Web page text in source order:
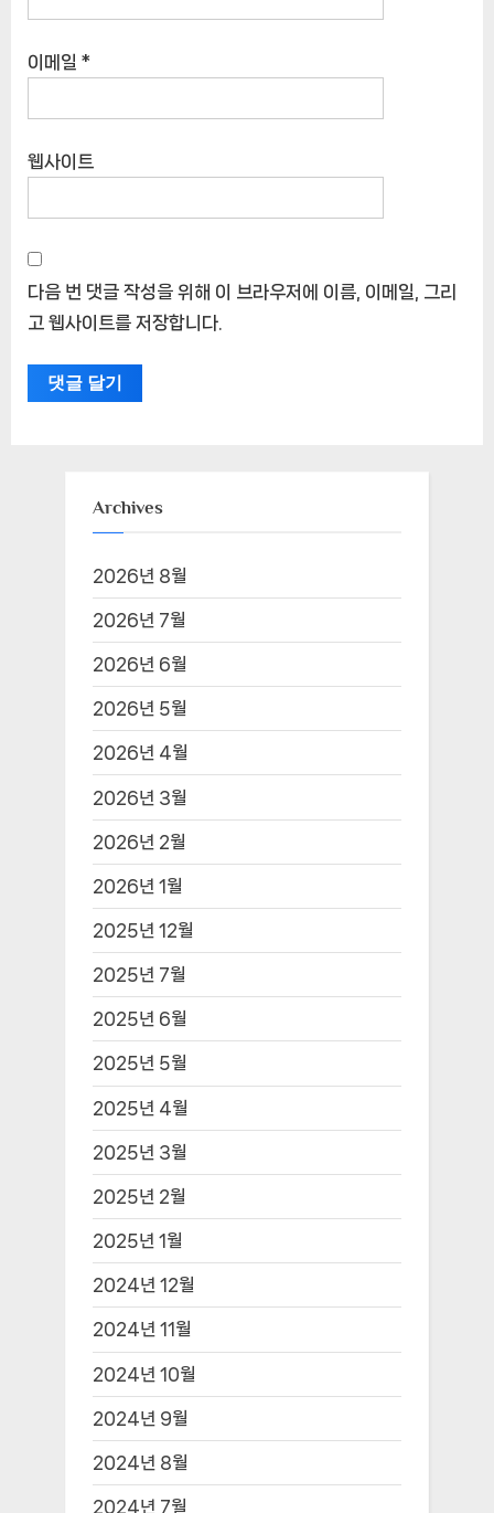
이메일 *
웹사이트
다음 번 댓글 작성을 위해 이 브라우저에 이름, 이메일, 그리
고 웹사이트를 저장합니다.
Archives
2026년 8월
2026년 7월
2026년 6월
2026년 5월
2026년 4월
2026년 3월
2026년 2월
2026년 1월
2025년 12월
2025년 7월
2025년 6월
2025년 5월
2025년 4월
2025년 3월
2025년 2월
2025년 1월
2024년 12월
2024년 11월
2024년 10월
2024년 9월
2024년 8월
2024년 7월